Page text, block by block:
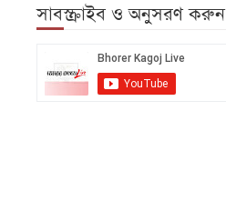
সাবস্ক্রাইব ও অনুসরণ করুন